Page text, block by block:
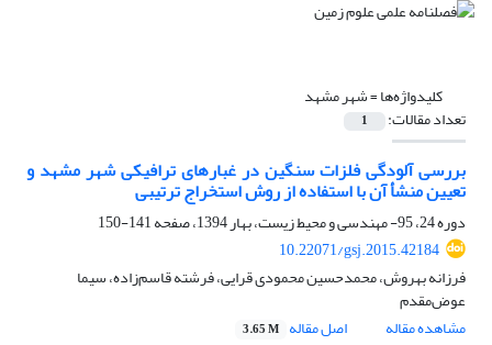
کلیدواژه‌ها =شهر مشهد
تعداد مقالات: 1
بررسی آلودگی فلزات سنگین در غبارهای ترافیکی شهر مشهد و
تعیین منشأ آن با استفاده از روش استخراج ترتیبی
دوره 24، 95- مهندسی و محیط زیست، بهار 1394، صفحه
141-150
10.22071/gsj.2015.42184
فرزانه بهروش، محمدحسین محمودی قرایی، فرشته قاسم‌زاده، سیما
عوض‌مقدم
مشاهده مقاله
اصل مقاله 3.65 M